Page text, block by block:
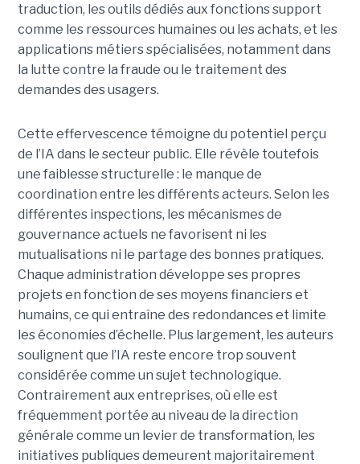
traduction, les outils dédiés aux fonctions support
comme les ressources humaines ou les achats, et les
applications métiers spécialisées, notamment dans
la lutte contre la fraude ou le traitement des
demandes des usagers.
Cette effervescence témoigne du potentiel perçu
de l’IA dans le secteur public. Elle révèle toutefois
une faiblesse structurelle : le manque de
coordination entre les différents acteurs. Selon les
différentes inspections, les mécanismes de
gouvernance actuels ne favorisent ni les
mutualisations ni le partage des bonnes pratiques.
Chaque administration développe ses propres
projets en fonction de ses moyens financiers et
humains, ce qui entraîne des redondances et limite
les économies d’échelle. Plus largement, les auteurs
soulignent que l’IA reste encore trop souvent
considérée comme un sujet technologique.
Contrairement aux entreprises, où elle est
fréquemment portée au niveau de la direction
générale comme un levier de transformation, les
initiatives publiques demeurent majoritairement